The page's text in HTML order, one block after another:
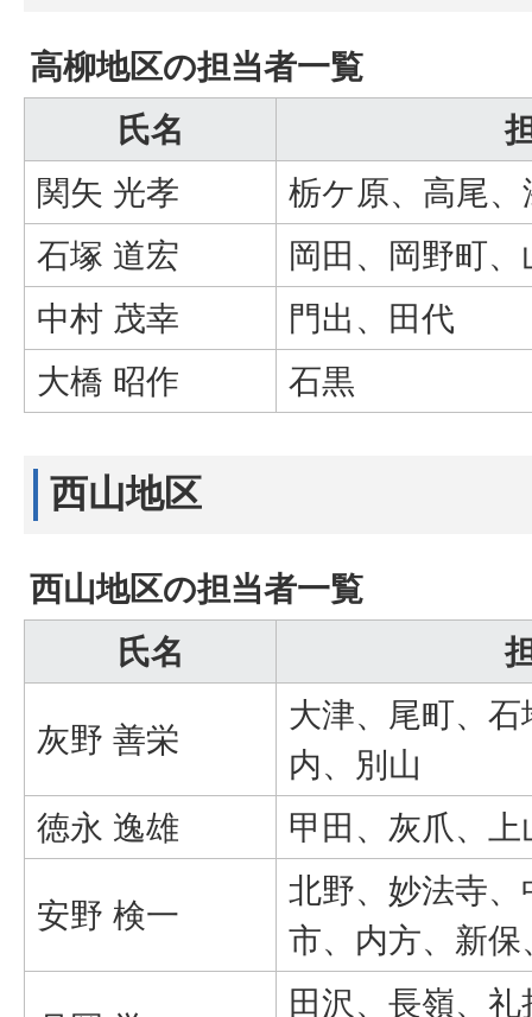
高柳地区の担当者一覧
氏名
関矢 光孝
栃ケ原、高尾
石塚 道宏
岡田、岡野町、
中村 茂幸
門出、田代
大橋 昭作
石黒
西山地区
西山地区の担当者一覧
氏名
灰野 善栄
大津、尾町、
内、別山
徳永 逸雄
甲田、灰爪、
安野 検一
北野、妙法寺
市、内方、新
田沢、長嶺、